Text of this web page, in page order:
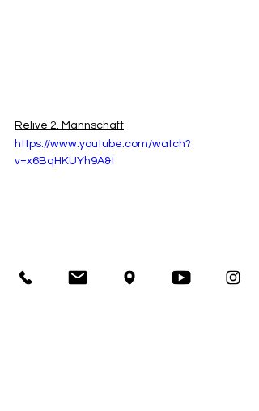
Relive 2. Mannschaft
https://www.youtube.com/watch?
v=x6BqHKUYh9A&t